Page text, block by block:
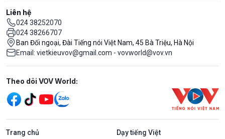
Liên hệ
024 38252070
024 38266707
Ban Đối ngoại, Đài Tiếng nói Việt Nam, 45 Bà Triệu, Hà Nội
Email: vietkieuvov@gmail.com - vovworld@vov.vn
Mạng xã hội
Theo dõi VOV World:
Trang chủ Dạy tiếng Việt